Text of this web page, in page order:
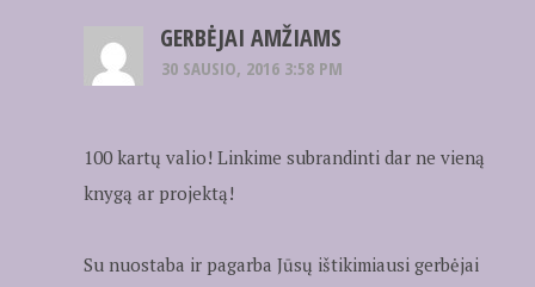
GERBĖJAI AMŽIAMS
30 SAUSIO, 2016 3:58 PM
100 kartų valio! Linkime subrandinti dar ne vieną
knygą ar projektą!
Su nuostaba ir pagarba Jūsų ištikimiausi gerbėjai